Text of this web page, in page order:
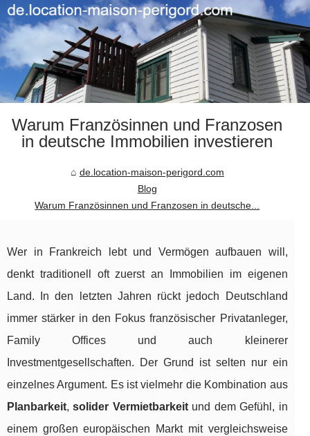
Warum Französinnen und Franzosen
in deutsche Immobilien investieren
de.location-maison-perigord.com
Blog
Warum Französinnen und Franzosen in deutsche...
Wer in Frankreich lebt und Vermögen aufbauen will,
denkt traditionell oft zuerst an Immobilien im eigenen
Land. In den letzten Jahren rückt jedoch Deutschland
immer stärker in den Fokus französischer Privatanleger,
Family Offices und auch kleinerer
Investmentgesellschaften. Der Grund ist selten nur ein
einzelnes Argument. Es ist vielmehr die Kombination aus
Planbarkeit,solider Vermietbarkeitund dem Gefühl, in
einem großen europäischen Markt mit vergleichsweise